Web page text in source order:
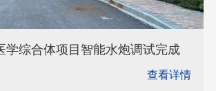
学综合体项目智能水炮调试完成
查看详情